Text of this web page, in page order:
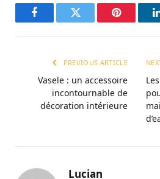
FacebookTwitter Pinterest
PREVIOUS ARTICLE
Vasele : un accessoire
incontournable de
décoration intérieure
Lucian